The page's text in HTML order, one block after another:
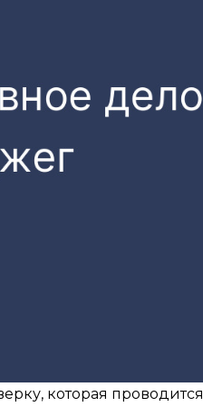
которая проводится